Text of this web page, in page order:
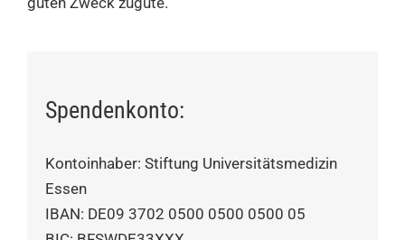
Spendenkonto:
Kontoinhaber: Stiftung Universitätsmedizin
Essen
IBAN: DE09 3702 0500 0500 0500 05